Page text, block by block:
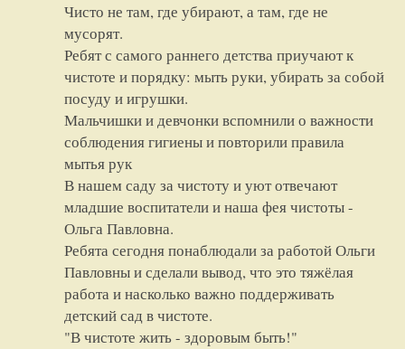
Чисто не там, где убирают, а там, где не
мусорят.
Ребят с самого раннего детства приучают к
чистоте и порядку: мыть руки, убирать за собой
посуду и игрушки.
Мальчишки и девчонки вспомнили о важности
соблюдения гигиены и повторили правила
мытья рук
В нашем саду за чистоту и уют отвечают
младшие воспитатели и наша фея чистоты -
Ольга Павловна.
Ребята сегодня понаблюдали за работой Ольги
Павловны и сделали вывод, что это тяжёлая
работа и насколько важно поддерживать
детский сад в чистоте.
"В чистоте жить - здоровым быть!"